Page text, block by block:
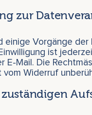
zur
einige Vorgänge
ist
Mail. Die
Widerruf